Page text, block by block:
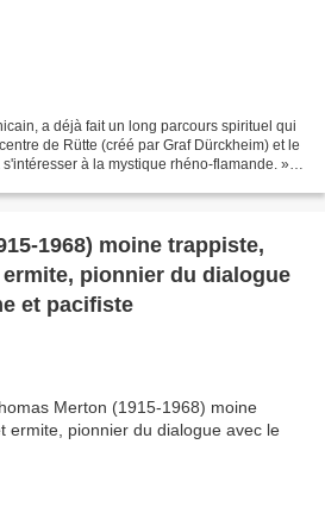
a déjà fait un long parcours spirituel qui
de Rütte (créé par Graf Dürckheim) et le
à la mystique rhéno-flamande. »
1968) moine trappiste,
pionnier du dialogue
et pacifiste